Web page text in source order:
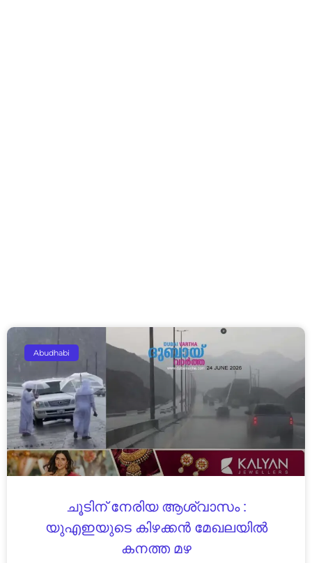
Abudhabi
ചൂടിന് നേരിയ ആശ്വാസം :
യുഎഇയുടെ കിഴക്കൻ മേഖലയിൽ
കനത്ത മഴ